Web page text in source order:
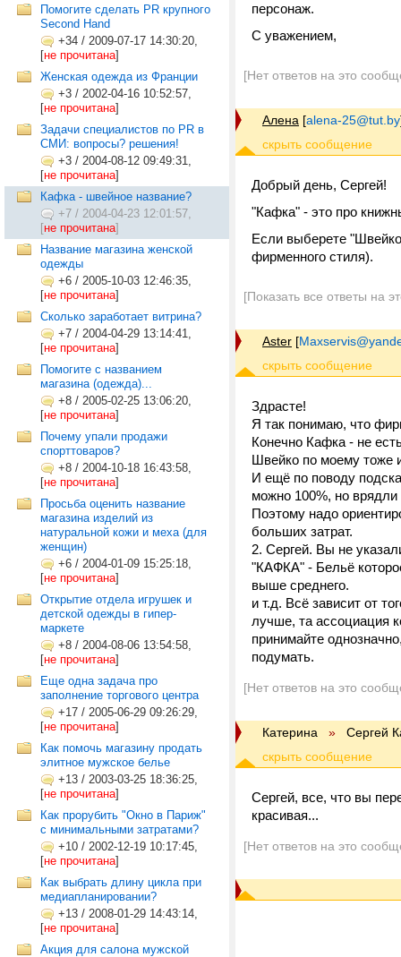
Помогите сделать PR крупного
Second Hand
+34 / 2009-07-17 14:30:20,
[не прочитана]
Женская одежда из Франции
+3 / 2002-04-16 10:52:57,
[не прочитана]
Задачи специалистов по PR в
СМИ: вопросы? решения!
+3 / 2004-08-12 09:49:31,
[не прочитана]
Кафка - швейное название?
+7 / 2004-04-23 12:01:57,
[не прочитана]
Название магазина женской
одежды
+6 / 2005-10-03 12:46:35,
[не прочитана]
Сколько заработает витрина?
+7 / 2004-04-29 13:14:41,
[не прочитана]
Помогите с названием
магазина (одежда)...
+8 / 2005-02-25 13:06:20,
[не прочитана]
Почему упали продажи
спорттоваров?
+8 / 2004-10-18 16:43:58,
[не прочитана]
Просьба оценить название
магазина изделий из
натуральной кожи и меха (для
женщин)
+6 / 2004-01-09 15:25:18,
[не прочитана]
Открытие отдела игрушек и
детской одежды в гипер-
маркете
+8 / 2004-08-06 13:54:58,
[не прочитана]
Еще одна задача про
заполнение торгового центра
+17 / 2005-06-29 09:26:29,
[не прочитана]
Как помочь магазину продать
элитное мужское белье
+13 / 2003-03-25 18:36:25,
[не прочитана]
Как прорубить "Окно в Париж"
с минимальными затратами?
+10 / 2002-12-19 10:17:45,
[не прочитана]
Как выбрать длину цикла при
медиапланировании?
+13 / 2008-01-29 14:43:14,
[не прочитана]
Акция для салона мужской
персонаж.
С уважением,
[Нет ответов на это
Алена [alena-25@tut.by
Добрый день, Сергей!
"Кафка" - это про
Если выберете
фирменного стиля).
[Показать все ответы на
Aster [
Здрасте!
Я так понимаю, что
Конечно Кафка - не
Швейко по моему тоже
И ещё по поводу
можно 100%, но
Поэтому надо
больших затрат.
2. Сергей. Вы не
"КАФКА" - Бельё
выше среднего.
и т.д. Всё зависит от
лучше, та ассоциация
принимайте
подумать.
[Нет ответов на это
Катерина » Сергей
Сергей, все, что вы
красивая...
[Нет ответов на это